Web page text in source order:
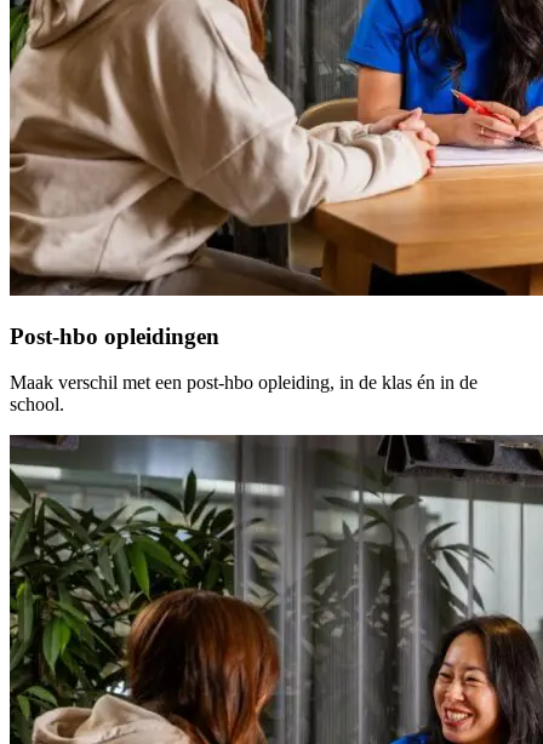
Post-hbo opleidingen
Maak verschil met een post-hbo opleiding, in de klas én in de
school.